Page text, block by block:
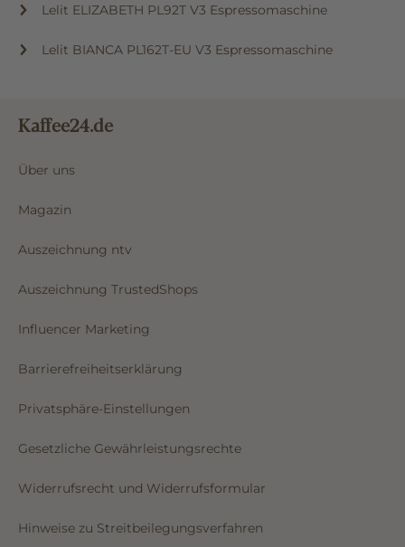
Lelit ELIZABETH PL92T V3 Espressomaschine
Lelit BIANCA PL162T-EU V3 Espressomaschine
Kaffee24.de
Über uns
Magazin
Auszeichnung ntv
Auszeichnung TrustedShops
Influencer Marketing
Barrierefreiheitserklärung
Privatsphäre-Einstellungen
Gesetzliche Gewährleistungsrechte
Widerrufsrecht und Widerrufsformular
Hinweise zu Streitbeilegungsverfahren